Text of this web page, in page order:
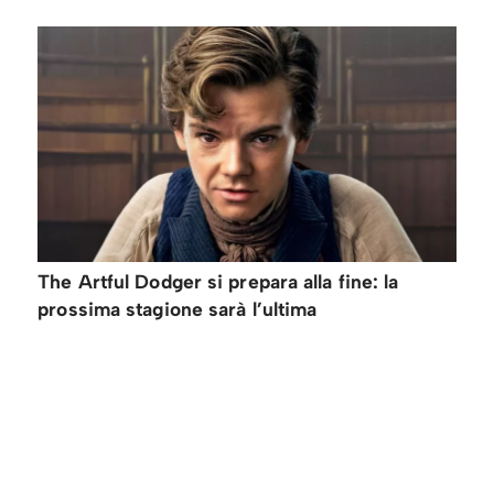
The Artful Dodger si prepara alla fine: la
prossima stagione sarà l’ultima